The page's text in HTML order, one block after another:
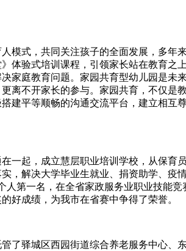
式，共同关注孩子的全面发展，多年
体验式培训课程，引领家长站在教育之
家庭教育问题。家园共育型幼儿园是未
离不开家长的参与。家园共育，不仅是
建平等顺畅的沟通交流平台，建立相互
起，成立慧层职业培训学校，从保育
，解决大学毕业生就业、捐资助学、疫
第一名，在全省家政服务业职业技能竞
好成绩，为我市在省赛中争得了荣誉。
驿城区西园街道综合养老服务中心、